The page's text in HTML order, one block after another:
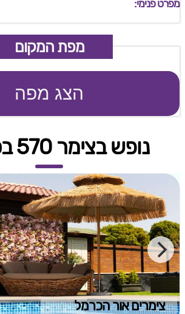
מפרט פנימי:
מפת המקום
הצג מפה
נופש בצימר 570 בסביבה
צימרים אור הכרמל